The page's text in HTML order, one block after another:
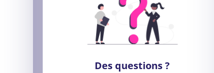
Des questions ?